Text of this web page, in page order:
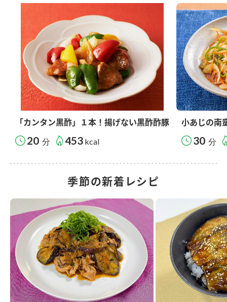
「カンタン黒酢」１本！揚げない黒酢酢豚
20 分 453 kcal
小あじの南
30 分
季節の新着レシピ